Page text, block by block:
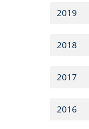
2019
2018
2017
2016